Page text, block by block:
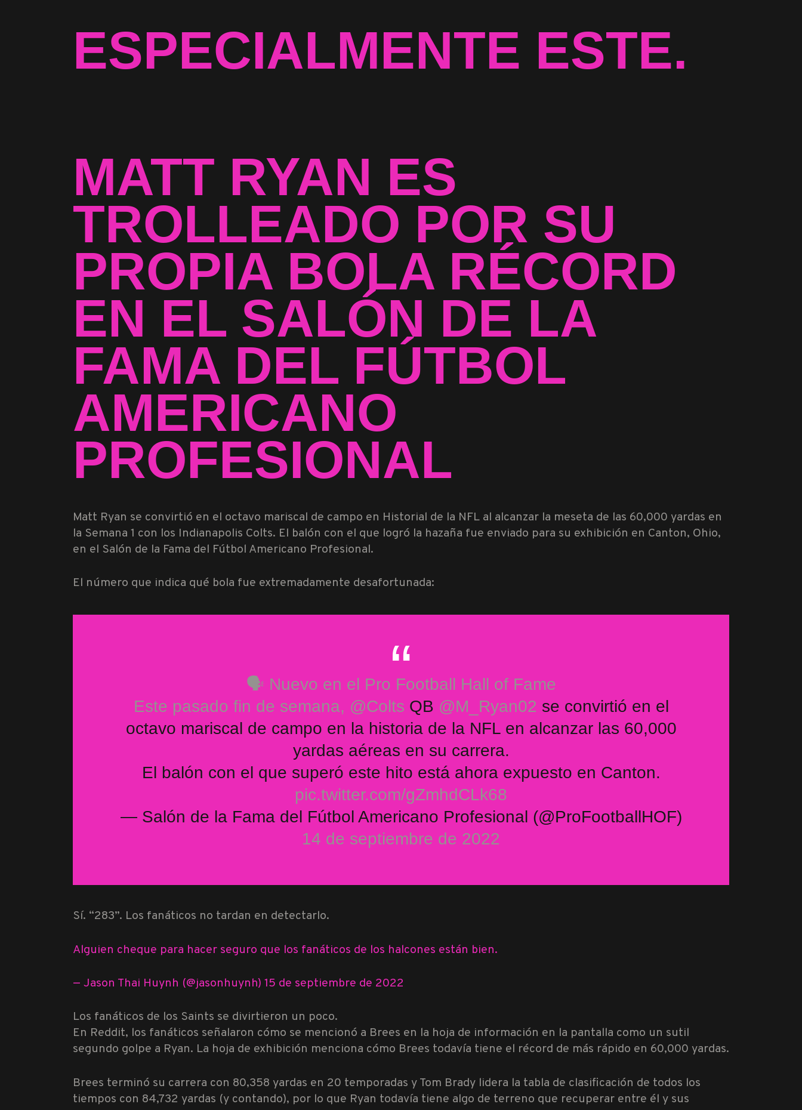
ESPECIALMENTE ESTE.
MATT RYAN ES
TROLLEADO POR SU
PROPIA BOLA RÉCORD
EN EL SALÓN DE LA
FAMA DEL FÚTBOL
AMERICANO
PROFESIONAL
Matt Ryan se convirtió en el octavo mariscal de campo en Historial de la NFL al alcanzar la meseta de las 60,000 yardas en
la Semana 1 con los Indianapolis Colts. El balón con el que logró la hazaña fue enviado para su exhibición en Canton, Ohio,
en el Salón de la Fama del Fútbol Americano Profesional.
El número que indica qué bola fue extremadamente desafortunada:
🗣 Nuevo en el Pro Football Hall of Fame
Este pasado fin de semana, @Colts QB @M_Ryan02 se convirtió en el
octavo mariscal de campo en la historia de la NFL en alcanzar las 60,000
yardas aéreas en su carrera.
El balón con el que superó este hito está ahora expuesto en Canton.
pic.twitter.com/gZmhdCLk68
— Salón de la Fama del Fútbol Americano Profesional (@ProFootballHOF)
14 de septiembre de 2022
Sí. “283”. Los fanáticos no tardan en detectarlo.
Alguien cheque para hacer seguro que los fanáticos de los halcones están bien.
— Jason Thai Huynh (@jasonhuynh) 15 de septiembre de 2022
Los fanáticos de los Saints se divirtieron un poco.
En Reddit, los fanáticos señalaron cómo se mencionó a Brees en la hoja de información en la pantalla como un sutil
segundo golpe a Ryan. La hoja de exhibición menciona cómo Brees todavía tiene el récord de más rápido en 60,000 yardas.
Brees terminó su carrera con 80,358 yardas en 20 temporadas y Tom Brady lidera la tabla de clasificación de todos los
tiempos con 84,732 yardas (y contando), por lo que Ryan todavía tiene algo de terreno que recuperar entre él y sus